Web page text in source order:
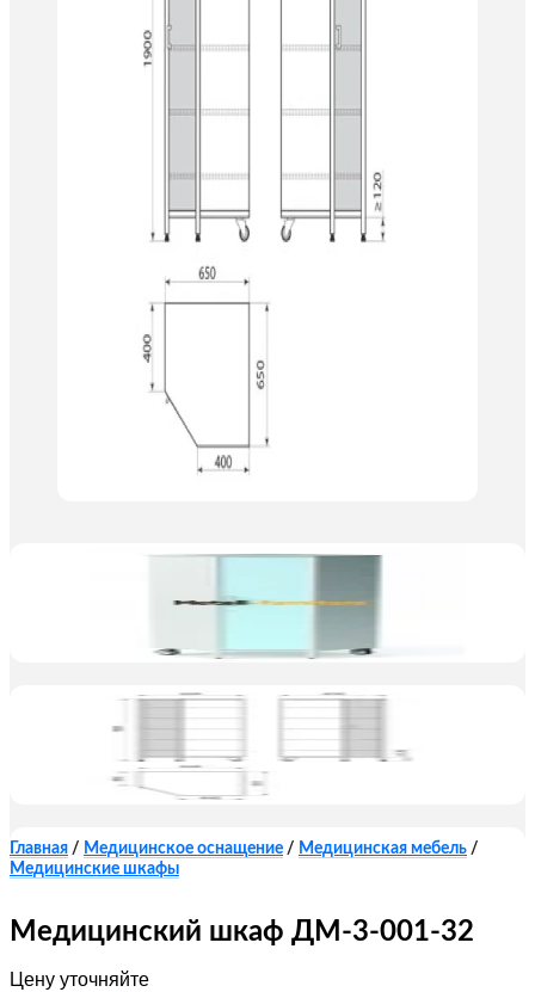
Главная / Медицинское оснащение / Медицинская мебель /
Медицинские шкафы
Медицинский шкаф ДМ-3-001-32
Цену уточняйте